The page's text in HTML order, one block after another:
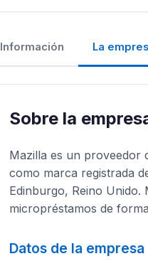
Información La
Sobre la
Mazilla es un proveedor
como marca registrada
Edinburgo, Reino Unido.
micropréstamos de
Datos de la empresa